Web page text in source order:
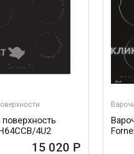
Варочные поверхности
Варочная
Fornelli PIA 60